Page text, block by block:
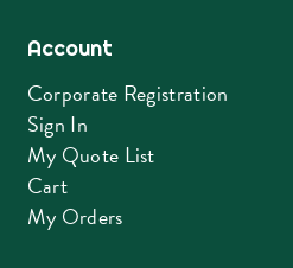
Account
Corporate Registration
Sign In
My Quote List
Cart
My Orders